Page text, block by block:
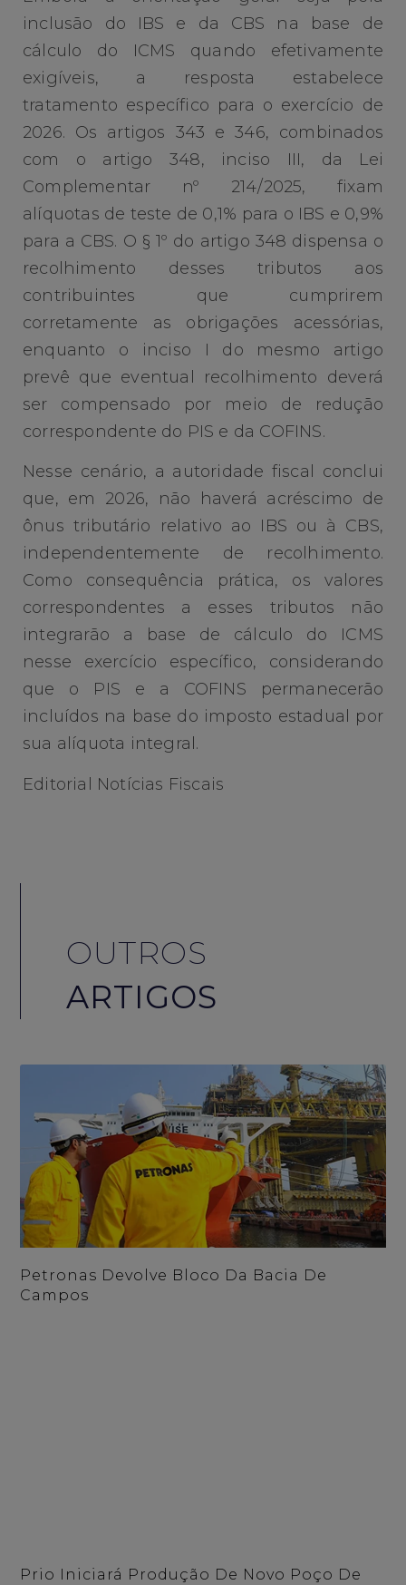
inclusão do IBS e da CBS na base de
cálculo do ICMS quando efetivamente
exigíveis, a resposta estabelece
tratamento específico para o exercício de
2026. Os artigos 343 e 346, combinados
com o artigo 348, inciso III, da Lei
Complementar nº 214/2025, fixam
alíquotas de teste de 0,1% para o IBS e 0,9%
para a CBS. O § 1º do artigo 348 dispensa o
recolhimento desses tributos aos
contribuintes que cumprirem
corretamente as obrigações acessórias,
enquanto o inciso I do mesmo artigo
prevê que eventual recolhimento deverá
ser compensado por meio de redução
correspondente do PIS e da COFINS.
Nesse cenário, a autoridade fiscal conclui
que, em 2026, não haverá acréscimo de
ônus tributário relativo ao IBS ou à CBS,
independentemente de recolhimento.
Como consequência prática, os valores
correspondentes a esses tributos não
integrarão a base de cálculo do ICMS
nesse exercício específico, considerando
que o PIS e a COFINS permanecerão
incluídos na base do imposto estadual por
sua alíquota integral.
Editorial Notícias Fiscais
OUTROS
ARTIGOS
Petronas Devolve Bloco Da Bacia De
Campos
Prio Iniciará Produção De Novo Poço De